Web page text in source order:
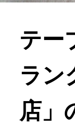
テー
ラン
店」